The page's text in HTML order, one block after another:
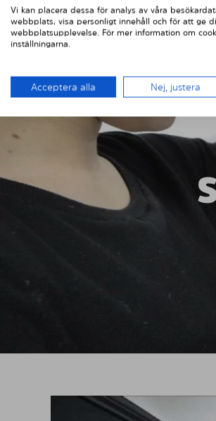
Välj Solarplexius
och upplev en kombination
Vi kan placera dessa för analys av våra
webbplats, visa personligt innehåll och för att ge
webbplatsupplevelse. För mer information om
inställningarna.
Acceptera alla Nej, justera